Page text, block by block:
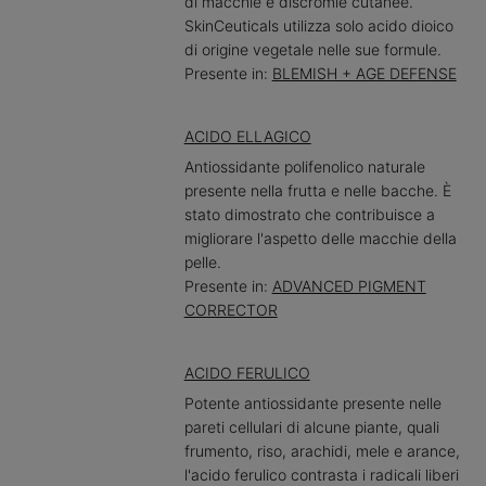
SkinCeuticals utilizza solo acido dioico
di origine vegetale nelle sue formule.
Presente in: BLEMISH + AGE DEFENSE
ACIDO ELLAGICO
Antiossidante polifenolico naturale
presente nella frutta e nelle bacche. È
stato dimostrato che contribuisce a
migliorare l'aspetto delle macchie della
pelle.
Presente in: ADVANCED PIGMENT
CORRECTOR
ACIDO FERULICO
Potente antiossidante presente nelle
pareti cellulari di alcune piante, quali
frumento, riso, arachidi, mele e arance,
l'acido ferulico contrasta i radicali liberi